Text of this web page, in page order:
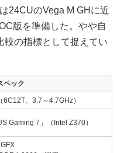
24CUのVega M GHに近
版を準備した。やや自
較の指標として捉えてい
ペック
、3.7～4.7GHz）
Gaming 7」（Intel Z370）